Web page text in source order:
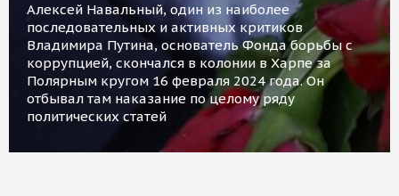
Алексей Навальный, один из наиболее
последовательных и активных критиков
Владимира Путина, основатель Фонда борьбы с
коррупцией, скончался в колонии в Харпе за
Полярным кругом 16 февраля 2024 года. Он
отбывал там наказание по целому ряду
политических статей